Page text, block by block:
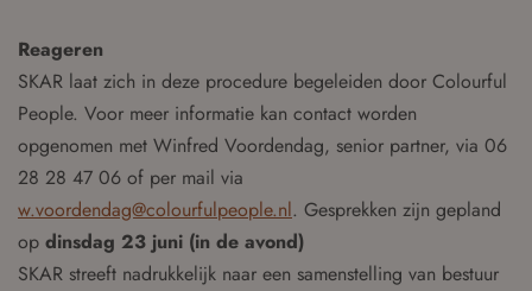
Reageren
SKAR laat zich in deze procedure begeleiden door Colourful
People. Voor meer informatie kan contact worden
opgenomen met Winfred Voordendag, senior partner, via 06
28 28 47 06 of per mail via
w.voordendag@colourfulpeople.nl. Gesprekken zijn gepland
op dinsdag 23 juni (in de avond)
SKAR streeft nadrukkelijk naar een samenstelling van bestuur